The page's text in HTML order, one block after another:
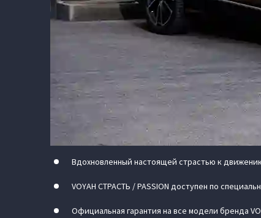
Вдохновленный настоящей страстью к
VOYAH СТРАСТЬ / PASSION доступен по
Официальная гарантия на все модели бренда